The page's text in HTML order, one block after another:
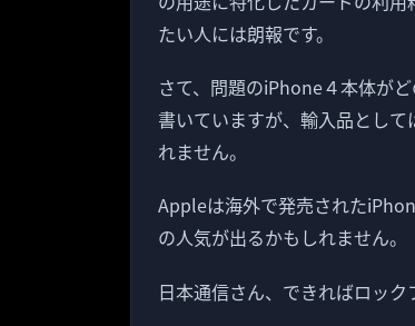
たい人には朗報です。
さて、問題のiPhone４本体が
書いていますが、輸入品とし
れません。
Appleは海外で発売された
の人気が出るかもしれません。
日本通信さん、できればロック